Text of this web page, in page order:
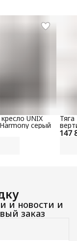
UNIX
серый
147
100
и новости и
заказ